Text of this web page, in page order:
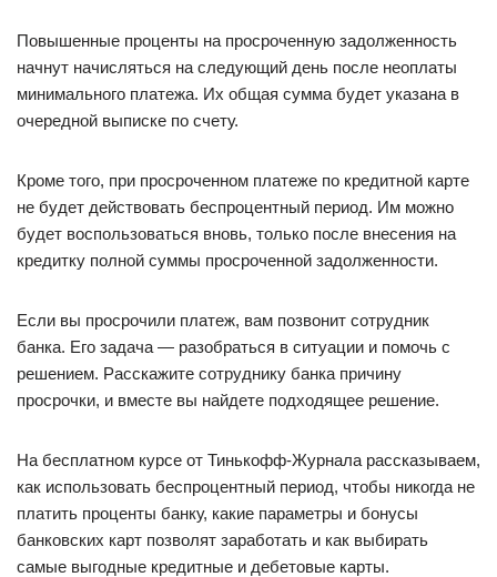
Повышенные проценты на просроченную задолженность
начнут начисляться на следующий день после неоплаты
минимального платежа. Их общая сумма будет указана в
очередной выписке по счету.
Кроме того, при просроченном платеже по кредитной карте
не будет действовать беспроцентный период. Им можно
будет воспользоваться вновь, только после внесения на
кредитку полной суммы просроченной задолженности.
Если вы просрочили платеж, вам позвонит сотрудник
банка. Его задача — разобраться в ситуации и помочь с
решением. Расскажите сотруднику банка причину
просрочки, и вместе вы найдете подходящее решение.
На бесплатном курсе от Тинькофф-Журнала рассказываем,
как использовать беспроцентный период, чтобы никогда не
платить проценты банку, какие параметры и бонусы
банковских карт позволят заработать и как выбирать
самые выгодные кредитные и дебетовые карты.